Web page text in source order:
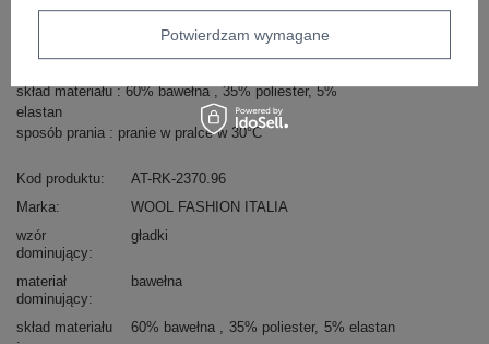
Masz pytanie? Chętnie pomożemy.
+48 601 547 740 Zadaj pytanie
skład materiału : 60% bawełna , 35% poliester, 5%
elastan
sposób prania : pranie w pralce w 30°C
Kod produktu
AT-RK-2370.96
Marka
WOOL FASHION ITALIA
wzór
dominujący
gładki
materiał
dominujący
bawełna
skład materiału 60% bawełna 35% poliester 5% elastan
Potwierdzam wymagane